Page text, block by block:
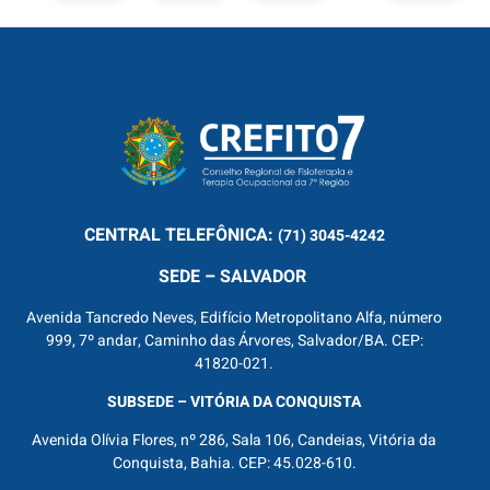
CENTRALTELEFÔNICA: (71) 3045-4242
SEDE – SALVADOR
Avenida Tancredo Neves, Edifício Metropolitano Alfa, número
999, 7º andar, Caminho das Árvores, Salvador/BA. CEP:
41820-021.
SUBSEDE – VITÓRIA DA CONQUISTA
Avenida Olívia Flores, nº 286, Sala 106, Candeias, Vitória da
Conquista, Bahia. CEP: 45.028-610.